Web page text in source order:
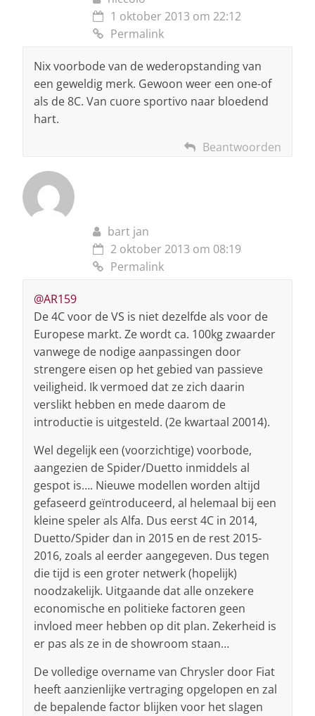
1 oktober 2013 om 22:12
Permalink
Nix voorbode van de wederopstanding van
een geweldig merk. Gewoon weer een one-of
als de 8C. Van cuore sportivo naar bloedend
hart.
Beantwoorden
bart jan
2 oktober 2013 om 08:19
Permalink
@AR159
De 4C voor de VS is niet dezelfde als voor de
Europese markt. Ze wordt ca. 100kg zwaarder
vanwege de nodige aanpassingen door
strengere eisen op het gebied van passieve
veiligheid. Ik vermoed dat ze zich daarin
verslikt hebben en mede daarom de
introductie is uitgesteld. (2e kwartaal 20014).
Wel degelijk een (voorzichtige) voorbode,
aangezien de Spider/Duetto inmiddels al
gespot is…. Nieuwe modellen worden altijd
gefaseerd geïntroduceerd, al helemaal bij een
kleine speler als Alfa. Dus eerst 4C in 2014,
Duetto/Spider dan in 2015 en de rest 2015-
2016, zoals al eerder aangegeven. Dus tegen
die tijd is een groter netwerk (hopelijk)
noodzakelijk. Uitgaande dat alle onzekere
economische en politieke factoren geen
invloed meer hebben op dit plan. Zekerheid is
er pas als ze in de showroom staan…
De volledige overname van Chrysler door Fiat
heeft aanzienlijke vertraging opgelopen en zal
de bepalende factor blijken voor het slagen